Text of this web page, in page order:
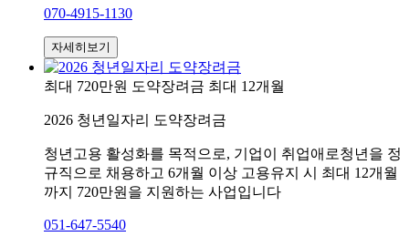
070-4915-1130
자세히보기
최대 720만원 도약장려금 최대 12개월
2026 청년일자리 도약장려금
청년고용 활성화를 목적으로, 기업이 취업애로청년을 정
규직으로 채용하고 6개월 이상 고용유지 시 최대 12개월
까지 720만원을 지원하는 사업입니다
051-647-5540